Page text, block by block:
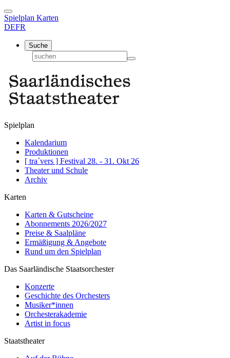
Spielplan Karten
DEFR
Suche
Spielplan
Kalendarium
Produktionen
[ tra´vers ] Festival 28. - 31. Okt 26
Theater und Schule
Archiv
Karten
Karten & Gutscheine
Abonnements 2026/2027
Preise & Saalpläne
Ermäßigung & Angebote
Rund um den Spielplan
Das Saarländische Staatsorchester
Konzerte
Geschichte des Orchesters
Musiker*innen
Orchesterakademie
Artist in focus
Staatstheater